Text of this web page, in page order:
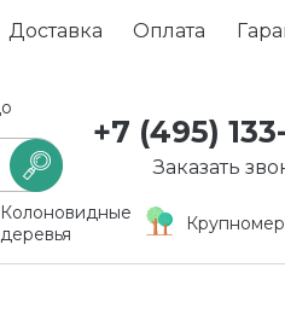
Доставка Оплата
+7 (495)
Заказать
Колоновидные
деревья